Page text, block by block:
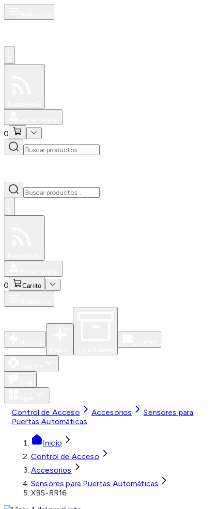
0
0 Carrito
Control de Acceso Accesorios
Sensores para
Puertas Automáticas
Inicio
Control de Acceso
Accesorios
Sensores para Puertas Automáticas
XBS-RR16